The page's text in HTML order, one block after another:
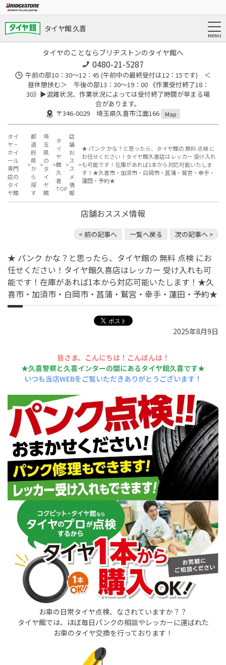
タイヤ館 久喜
タイヤのことならブリヂストンのタイヤ館へ
0480-21-5287
午前の部10：30～12：45 (午前中の最終受付は12：15です) ＜
昼休憩挟む＞ 午後の部13：30～19：00 《作業受付終了18：
30》▶︎混雑状況、作業状況によっては受付終了時間が早まる場
合があります。
〒346-0029 埼玉県久喜市江面166
Map
タイ
ヤ・
ホイ
ール
専門
店の
タイ
ヤ館
都
道
府
県
か
ら
探
す
埼
玉
県
の
タ
イ
ヤ
館
タ
イ
ヤ
館
久
喜
TOP
店
舗
お
ス
ス
メ
情
報
★ パンク かな？と思ったら、タイヤ館の 無料 点検 に
お任せください！タイヤ館久喜店はレッカー 受け入れ
も可能です！在庫があれば1本から対応可能いたしま
す！★久喜市・加須市・白岡市・菖蒲・鷲宮・幸手・
蓮田・予約★
店舗おススメ情報
< 前の記事へ 一覧へ戻る 次の記事へ >
★ パンク かな？と思ったら、タイヤ館の 無料 点検 にお
任せください！タイヤ館久喜店はレッカー 受け入れも可
能です！在庫があれば1本から対応可能いたします！★久
喜市・加須市・白岡市・菖蒲・鷲宮・幸手・蓮田・予約★
2025年8月9日
皆さま、こんにちは！こんばんは！
★久喜警察と久喜インターの間にあるタイヤ館久喜です★
いつも当店WEBをご覧いただきありがとうございます！
お車の日常タイヤ点検、なされていますか？？
タイヤ館では、ほぼ毎日パンクの相談やレッカーに運ばれた
お車のタイヤ交換を行っております！